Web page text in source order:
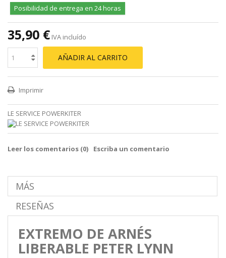
Posibilidad de entrega en 24 horas
35,90 € IVA incluído
AÑADIR AL CARRITO
Imprimir
LE SERVICE POWERKITER
Leer los comentarios (0) Escriba un comentario
MÁS
RESEÑAS
EXTREMO DE ARNÉS
LIBERABLE PETER LYNN